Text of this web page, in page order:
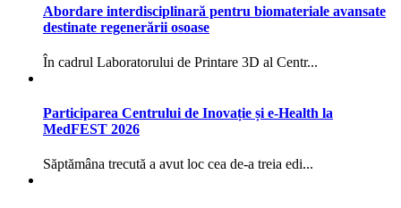
Abordare interdisciplinară pentru biomateriale avansate
destinate regenerării osoase
În cadrul Laboratorului de Printare 3D al Centr...
Participarea Centrului de Inovație și e-Health la
MedFEST 2026
Săptămâna trecută a avut loc cea de-a treia edi...